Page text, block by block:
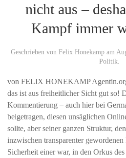
nicht aus –
Kampf immer
Geschrieben von Felix Honekamp am
Politik
von FELIX HONEKAMP
das ist aus freiheitlicher Sicht gut so!
Kommentierung – auch hier bei
beigetragen, diesen unsäglichen
sollte, aber seiner ganzen Struktur,
inzwischen transparenter
Sicherheit einer war, in den Orkus